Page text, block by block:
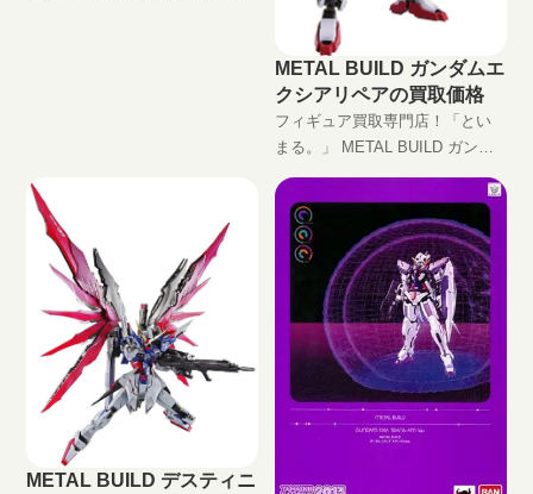
METAL BUILD ガンダムエ
クシアリペアの買取価格
フィギュア買取専門店！「とい
まる。」 METAL BUILD ガンダ
す！ 完全無料の宅配買取でフィ
ギュアをお買い取りします！
METAL BUILD デスティニ